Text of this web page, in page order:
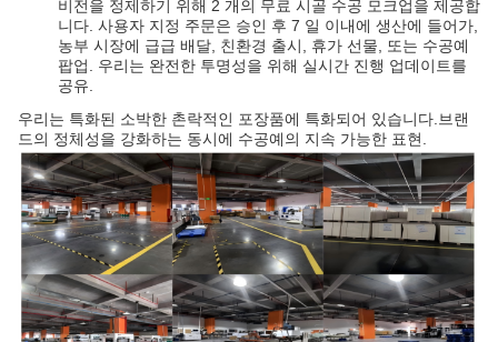
비전을 정제하기 위해 2 개의 무료 시골 수공 모크업을 제공합
니다. 사용자 지정 주문은 승인 후 7 일 이내에 생산에 들어가,
농부 시장에 급급 배달, 친환경 출시, 휴가 선물, 또는 수공예
팝업. 우리는 완전한 투명성을 위해 실시간 진행 업데이트를
공유.
우리는 특화된 소박한 촌락적인 포장품에 특화되어 있습니다.브랜
드의 정체성을 강화하는 동시에 수공예의 지속 가능한 표현.